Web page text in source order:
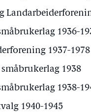
1936-
1937-1978
1938
1938-
1940-1945